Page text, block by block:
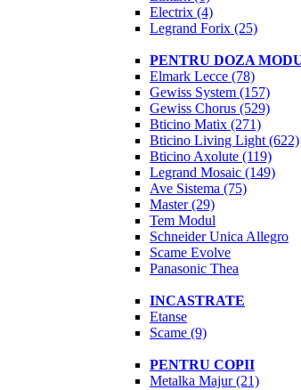
Electrix (4)
Legrand Forix (25)
PENTRU DOZA
Elmark Lecce (78)
Gewiss System (157)
Gewiss Chorus (529)
Bticino Matix (271)
Bticino Living Light (622)
Bticino Axolute (119)
Legrand Mosaic (149)
Ave Sistema (75)
Master(29)
Tem Modul
Schneider Unica Allegro
Scame Evolve
Panasonic Thea
INCASTRATE
Etanse
Scame (9)
PENTRU COPII
Metalka Majur(21)